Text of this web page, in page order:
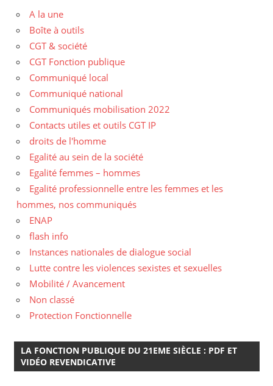
A la une
Boîte à outils
CGT & société
CGT Fonction publique
Communiqué local
Communiqué national
Communiqués mobilisation 2022
Contacts utiles et outils CGT IP
droits de l'homme
Egalité au sein de la société
Egalité femmes – hommes
Egalité professionnelle entre les femmes et les
hommes, nos communiqués
ENAP
flash info
Instances nationales de dialogue social
Lutte contre les violences sexistes et sexuelles
Mobilité / Avancement
Non classé
Protection Fonctionnelle
LA FONCTION PUBLIQUE DU 21EME SIÈCLE : PDF ET
VIDÉO REVENDICATIVE